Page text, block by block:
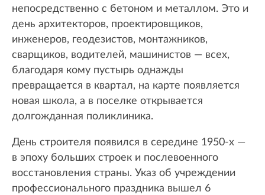
непосредственно с бетоном и металлом. Это и
день архитекторов, проектировщиков,
инженеров, геодезистов, монтажников,
сварщиков, водителей, машинистов — всех,
благодаря кому пустырь однажды
превращается в квартал, на карте появляется
новая школа, а в поселке открывается
долгожданная поликлиника.
День строителя появился в середине 1950-х —
в эпоху больших строек и послевоенного
восстановления страны. Указ об учреждении
профессионального праздника вышел 6